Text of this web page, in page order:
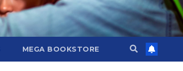
MEGA BOOKSTORE